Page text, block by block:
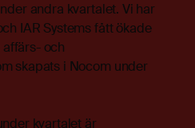
andra kvartalet. Vi har
IAR Systems fått ökade
och
skapats i Nocom under
kvartalet är